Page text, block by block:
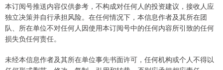
本订阅号推送内容仅供参考，不构成对任何人的投资建议，接收人应
独立决策并自行承担风险。在任何情况下，本信息作者及其所在团
队、所在单位不对任何人因使用本订阅号中的任何内容所引致的任何
损失负任何责任。
未经本信息作者及其所在单位事先书面许可，任何机构或个人不得以